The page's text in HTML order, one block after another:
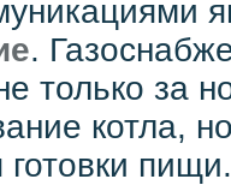
.
только за
котла,
готовки пищи.